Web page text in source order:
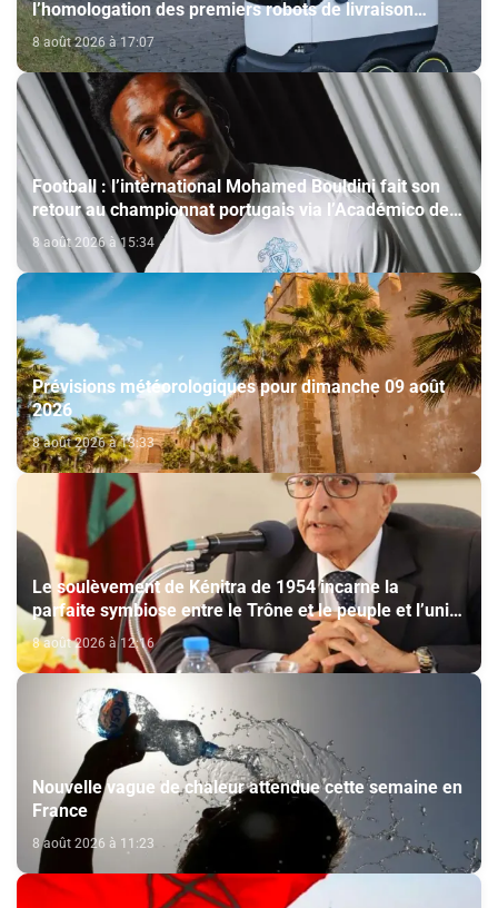
l’homologation des premiers robots de livraison
autonome
8 août 2026 à 17:07
Football : l’international Mohamed Bouldini fait son
retour au championnat portugais via l’Académico de
Viseu
8 août 2026 à 15:34
Prévisions météorologiques pour dimanche 09 août
2026
8 août 2026 à 13:33
Le soulèvement de Kénitra de 1954 incarne la
parfaite symbiose entre le Trône et le peuple et l’unité
de volonté et de destin (M. El Ktiri)
8 août 2026 à 12:16
Nouvelle vague de chaleur attendue cette semaine en
France
8 août 2026 à 11:23